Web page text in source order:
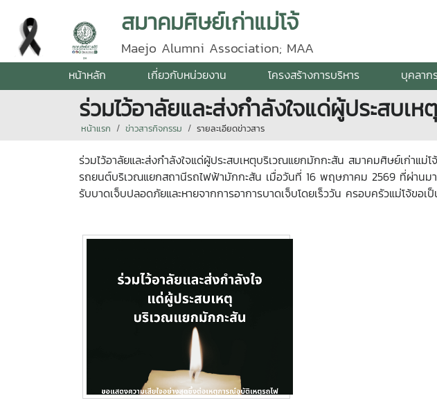
สมาคมศิษย์เก่าแม่โจ้
Maejo Alumni Association; MAA
หน้าหลัก เกี่ยวกับหน่วยงาน โครงสร้างการบริหาร บุคลาก
ร่วมไว้อาลัยและส่งกำลังใจแด่ผู้ประสบเ
หน้าแรก ข่าวสารกิจกรรม รายละเอียดข่าวสาร
ร่วมไว้อาลัยและส่งกำลังใจแด่ผู้ประสบเหตุบริเวณแยกมักกะสัน สมาคมศิษย์เก่าแ
รถยนต์บริเวณแยกสถานีรถไฟฟ้ามักกะสัน เมื่อวันที่ 16 พฤษภาคม 2569 ที่ผ่านมา
รับบาดเจ็บปลอดภัยและหายจากการอาการบาดเจ็บโดยเร็ววัน ครอบครัวแม่โจ้ขอ